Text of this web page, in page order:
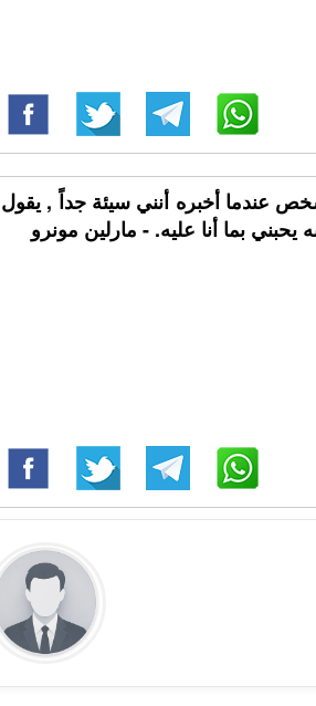
عندما أخبره أنني سيئة جداً , يقول
يحبني بما أنا عليه. - مارلين مونرو